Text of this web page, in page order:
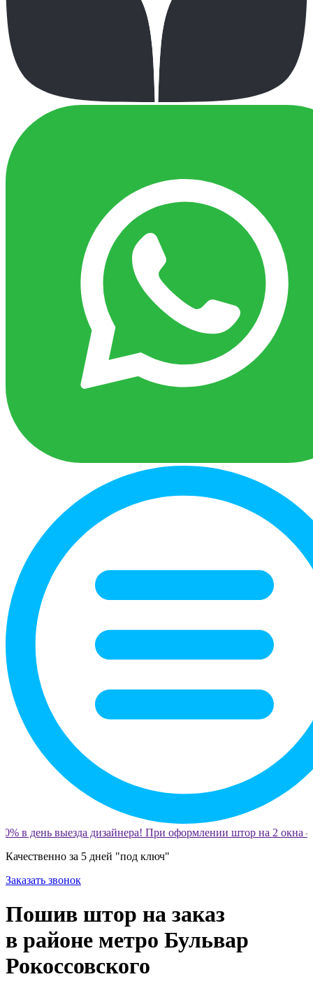
в день выезда дизайнера! При оформлении штор на 2 окна
Качественно за 5 дней "под ключ"
Заказать звонок
Пошив штор на заказ
в районе метро Бульвар
Рокоссовского